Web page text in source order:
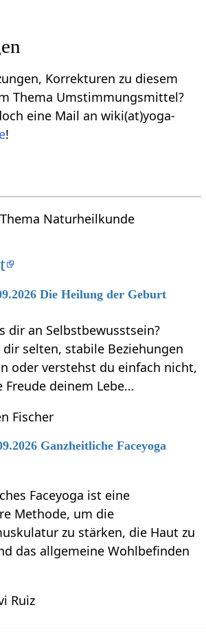
Korrekturen zu diesem
Thema Umstimmungsmittel?
eine Mail an wiki(at)yoga-
!
Naturheilkunde
Die Heilung der Geburt
dir an Selbstbewusstsein?
dir selten, stabile Beziehungen
oder verstehst du einfach nicht,
Freude deinem Lebe…
Fischer
Ganzheitliche Faceyoga
Faceyoga ist eine
Methode, um die
zu stärken, die Haut zu
das allgemeine Wohlbefinden
Ruiz